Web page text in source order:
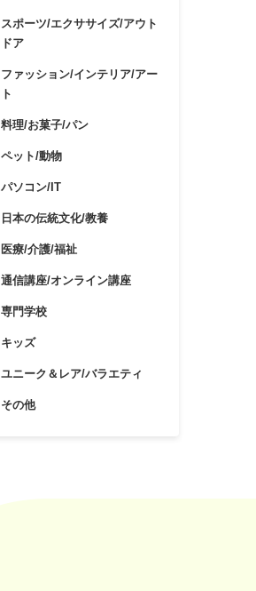
スポーツ/エクササイズ/アウト
ドア
ファッション/インテリア/アー
ト
料理/お菓子/パン
ペット/動物
パソコン/IT
日本の伝統文化/教養
医療/介護/福祉
通信講座/オンライン講座
専門学校
キッズ
ユニーク＆レア/バラエティ
その他